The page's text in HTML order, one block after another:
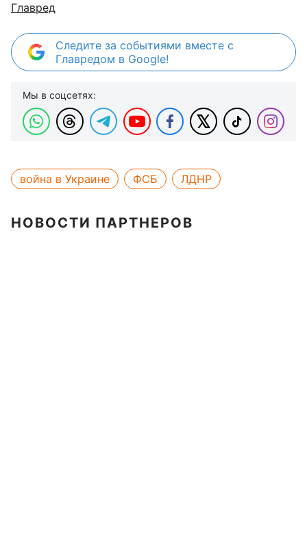
Главред
Следите за событиями вместе с
Главредом в Google!
Мы в соцсетях:
война в Украине ФСБ ЛДНР
НОВОСТИ ПАРТНЕРОВ